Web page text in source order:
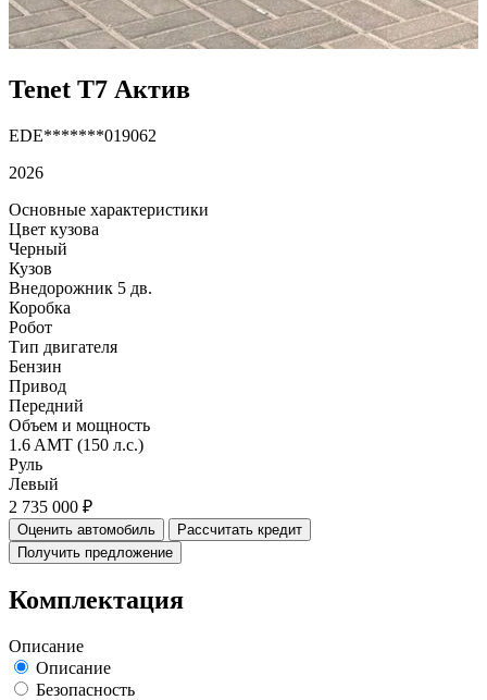
Tenet T7 Актив
EDE*******019062
2026
Основные характеристики
Цвет кузова
Черный
Кузов
Внедорожник 5 дв.
Коробка
Робот
Тип двигателя
Бензин
Привод
Передний
Объем и мощность
1.6 AMT (150 л.с.)
Руль
Левый
2 735 000 ₽
Оценить автомобиль
Рассчитать кредит
Получить предложение
Комплектация
Описание
Описание
Безопасность